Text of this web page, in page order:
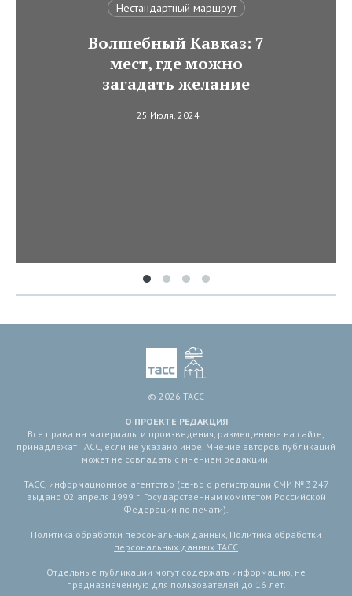
Нестандартный маршрут
Волшебный Кавказ: 7
мест, где можно
загадать желание
25 Июля, 2024
© 2026 ТАСС
О ПРОЕКТЕ РЕДАКЦИЯ
Все права на материалы и произведения, размещенные на сайте,
принадлежат ТАСС, если не указано иное. Мнение авторов публикаций
может не совпадать с мнением редакции.
ТАСС, информационное агентство (св-во о регистрации СМИ № 3 247
выдано 02 апреля 1999 г. Государственным комитетом Российской
Федерации по печати).
Политика обработки персональных данных, Политика обработки
персональных данных ТАСС
Отдельные публикации могут содержать информацию, не
предназначенную для пользователей до 16 лет.